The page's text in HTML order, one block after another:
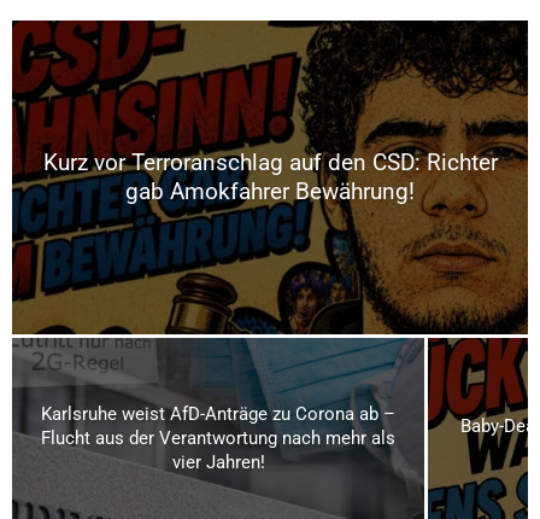
Kurz vor Terroranschlag auf den CSD: Richter
gab Amokfahrer Bewährung!
Karlsruhe weist AfD-Anträge zu Corona ab –
Flucht aus der Verantwortung nach mehr als
vier Jahren!
Baby-